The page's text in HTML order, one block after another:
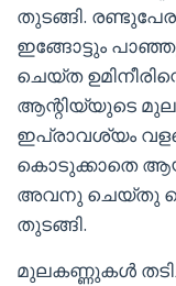
തുടങ്ങി.
ഇങ്ങോട്ടും
ചെയ്ത
ആന്റിയ്യുടെ
ഇപ്രാവശ്യം
കൊടുക്കാതെ
അവനു ചെയ്തു
തുടങ്ങി.
മുലകണ്ണുകൾ